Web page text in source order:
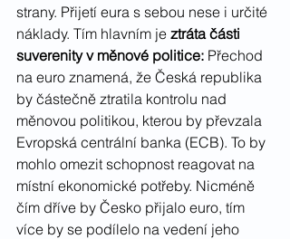
strany. Přijetí eura s sebou nese i určité
náklady. Tím hlavním je ztráta části
suverenity v měnové politice: Přechod
na euro znamená, že Česká republika
by částečně ztratila kontrolu nad
měnovou politikou, kterou by převzala
Evropská centrální banka (ECB). To by
mohlo omezit schopnost reagovat na
místní ekonomické potřeby. Nicméně
čím dříve by Česko přijalo euro, tím
více by se podílelo na vedení jeho